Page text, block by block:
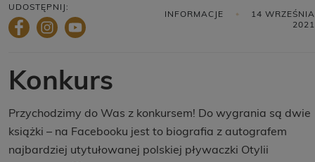
UDOSTĘPNIJ:
INFORMACJE
14 WRZEŚNIA
2021
Konkurs
Przychodzimy do Was z konkursem! Do wygrania są dwie
książki – na Facebooku jest to biografia z autografem
najbardziej utytułowanej polskiej pływaczki Otylii